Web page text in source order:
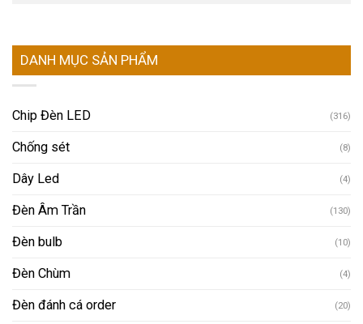
DANH MỤC SẢN PHẨM
Chip Đèn LED (316)
Chống sét (8)
Dây Led (4)
Đèn Âm Trần (130)
Đèn bulb (10)
Đèn Chùm (4)
Đèn đánh cá order (20)